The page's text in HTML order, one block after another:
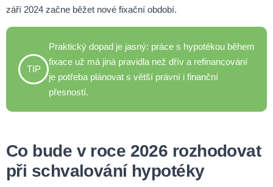
září 2024 začne běžet nové fixační období.
TIP
Praktický dopad je jasný: práce s hypotékou během
fixace už má jiná pravidla než dřív a refinancování
je potřeba plánovat s větší právní i finanční
přesností.
Co bude v roce 2026 rozhodovat
při schvalování hypotéky